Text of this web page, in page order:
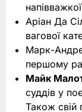
Аріан Да
вагової
Марк-
першому
Майк
суддів у
Також свій